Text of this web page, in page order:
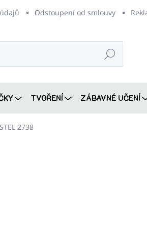
Odstoupení od smlouvy
Hledat
TVOŘENÍ ZÁBAVNÉ UČENÍ
2738